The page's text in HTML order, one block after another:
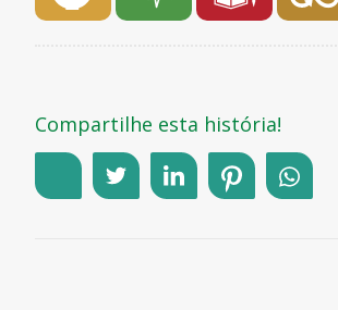
Compartilhe esta história!